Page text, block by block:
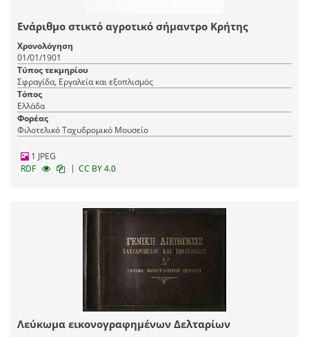
Ενάριθμο στικτό αγροτικό σήμαντρο Κρήτης
Χρονολόγηση
01/01/1901
Τύπος τεκμηρίου
Σφραγίδα, Εργαλεία και εξοπλισμός
Τόπος
Ελλάδα
Φορέας
Φιλοτελικό Ταχυδρομικό Μουσείο
1 JPEG
RDF
| CC BY 4.0
Λεύκωμα εικονογραφημένων Δελταρίων